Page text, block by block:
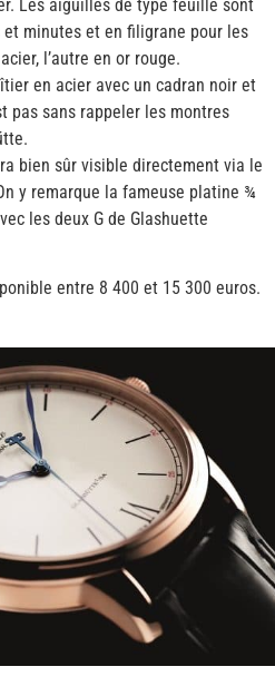
Les aiguilles de type feuille sont
minutes et en filigrane pour les
l’autre en or rouge.
en acier avec un cadran noir et
pas sans rappeler les montres
bien sûr visible directement via le
y remarque la fameuse platine ¾
les deux G de Glashuette
entre 8 400 et 15 300 euros.